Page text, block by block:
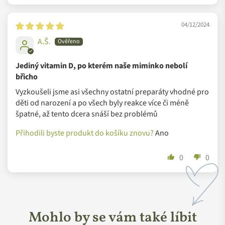
"Kompromis” ve slovníku Vegetology nenajdete. Cílem této
značky je najít ingredience z rostlinných zdrojů, které mají
doplňcích stravy. Zároveň dbají na absolutní čistotu svých
organismy. Všechny produkty vyvíjí a vyrábí tým zkušených
odborníků a spolupracují také s nezávislými laboratořemi,
včetně Stirlingovy univerzity, kde působí světoznámí odborníci
v této oblasti.
Recyklovatelné obaly z cukrové třtiny
Udržitelnost patří mezi prioritu značky. Nemyslí přitom pouze
životním prostředím. Od počátku proto tým ve Vegetology
usilovně pracuje také na co nejšetrnějším způsobu balení
04/12/2024
A.Š.
Jediný vitamin D, po kterém naše miminko nebolí
břicho
Vyzkoušeli jsme asi všechny ostatní preparáty vhodné pro
děti od narození a po všech byly reakce více či méně
špatné, až tento dcera snáší bez problémů
Přihodili byste produkt do košíku znovu?Ano
0 0
Mohlo by se vám také líbit